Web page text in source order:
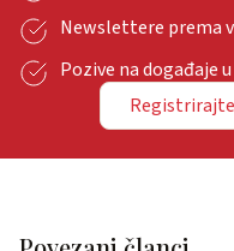
Newslettere prema
Pozive na događaje